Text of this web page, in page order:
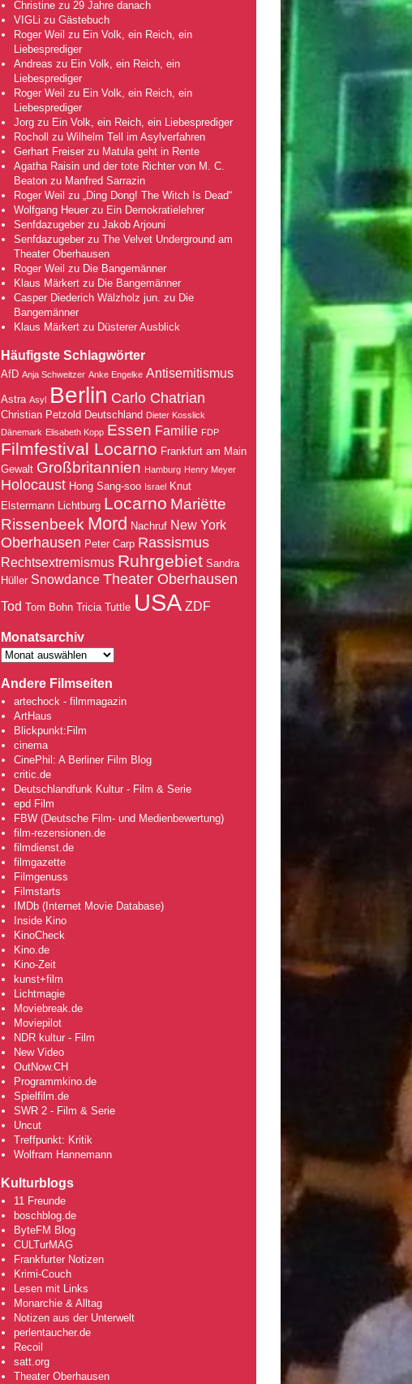
Christinezu 29 Jahre danach
VIGLi zu Gästebuch
Roger Weil zu Ein Volk, ein Reich, ein
Liebesprediger
Andreas zu Ein Volk, ein Reich, ein
Liebesprediger
Roger Weil zu Ein Volk, ein Reich, ein
Liebesprediger
Jorgzu Ein Volk, ein Reich, ein Liebesprediger
Rocholl
zu Wilhelm Tell im Asylverfahren
Gerhart Freiserzu Matula geht in Rente
Agatha Raisin und der tote Richter von M. C.
Beatonzu Manfred Sarrazin
Roger Weil zu „Ding Dong! The Witch Is Dead“
Wolfgang Heuerzu Ein Demokratielehrer
Senfdazugeberzu Jakob Arjouni
Senfdazugeberzu The Velvet Underground am
Theater Oberhausen
Roger Weil zu Die Bangemänner
Klaus Märkertzu Die Bangemänner
Casper Diederich Wälzholz jun. zu Die
Bangemänner
Klaus Märkertzu Düsterer Ausblick
Häufigste Schlagwörter
AfD Anja Schweitzer Anke Engelke Antisemitismus
Astra Asyl Berlin Carlo Chatrian
Christian Petzold Deutschland Dieter Kosslick
Dänemark Elisabeth Kopp Essen Familie FDP
Filmfestival Locarno Frankfurt am Main
Gewalt Großbritannien Hamburg Henry Meyer
Holocaust Hong Sang-soo Israel Knut
Elstermann Lichtburg Locarno Mariëtte
Rissenbeek Mord Nachruf New York
Oberhausen Peter Carp Rassismus
Rechtsextremismus Ruhrgebiet Sandra
Hüller Snowdance Theater Oberhausen
Tod Tom Bohn Tricia Tuttle USA ZDF
Monatsarchiv
Andere Filmseiten
artechock - filmmagazin
ArtHaus
Blickpunkt:Film
cinema
CinePhil: A Berliner Film Blog
critic.de
Deutschlandfunk Kultur - Film & Serie
epd Film
FBW (Deutsche Film- und Medienbewertung)
film-rezensionen.de
filmdienst.de
filmgazette
Filmgenuss
Filmstarts
IMDb (Internet Movie Database)
Inside Kino
KinoCheck
Kino.de
Kino-Zeit
kunst+film
Lichtmagie
Moviebreak.de
Moviepilot
NDR kultur - Film
New Video
OutNow.CH
Programmkino.de
Spielfilm.de
SWR 2 - Film & Serie
Uncut
Treffpunkt: Kritik
Wolfram Hannemann
Kulturblogs
11 Freunde
boschblog.de
ByteFM Blog
CULTurMAG
Frankfurter Notizen
Krimi-Couch
Lesen mit Links
Monarchie & Alltag
Notizen aus der Unterwelt
perlentaucher.de
Recoil
satt.org
Theater Oberhausen